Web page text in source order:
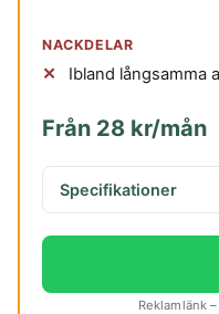
NACKDELAR
Ibland långsamma
Från 28 kr/mån
Specifikationer
Reklamlänk